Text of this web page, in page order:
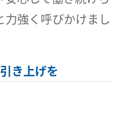
強く呼びかけまし
き上げを